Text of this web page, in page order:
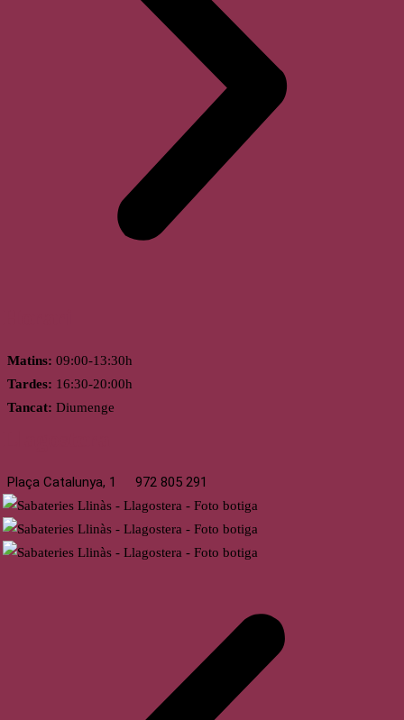
Matins: 09:00-13:30h
Tardes: 16:30-20:00h
Tancat: Diumenge
Plaça Catalunya, 1 972 805 291